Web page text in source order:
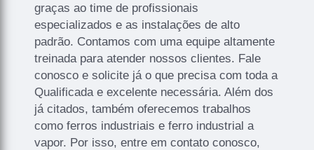
graças ao time de profissionais
especializados e as instalações de alto
padrão. Contamos com uma equipe altamente
treinada para atender nossos clientes. Fale
conosco e solicite já o que precisa com toda a
Qualificada e excelente necessária. Além dos
já citados, também oferecemos trabalhos
como ferros industriais e ferro industrial a
vapor. Por isso, entre em contato conosco,